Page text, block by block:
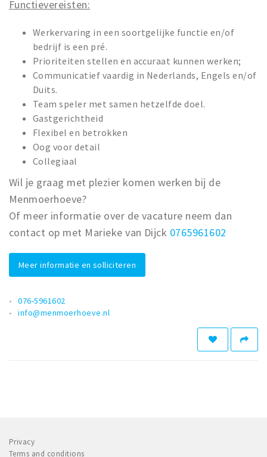
Functievereisten:
Werkervaring in een soortgelijke functie en/of
bedrijf is een pré.
Prioriteiten stellen en accuraat kunnen werken;
Communicatief vaardig in Nederlands, Engels en/of
Duits.
Team speler met samen hetzelfde doel.
Gastgerichtheid
Flexibel en betrokken
Oog voor detail
Collegiaal
Wil je graag met plezier komen werken bij de
Menmoerhoeve?
Of meer informatie over de vacature neem dan
contact op met Marieke van Dijck 0765961602
Meer informatie en solliciteren
076-5961602
info@menmoerhoeve.nl
Privacy
Terms and conditions